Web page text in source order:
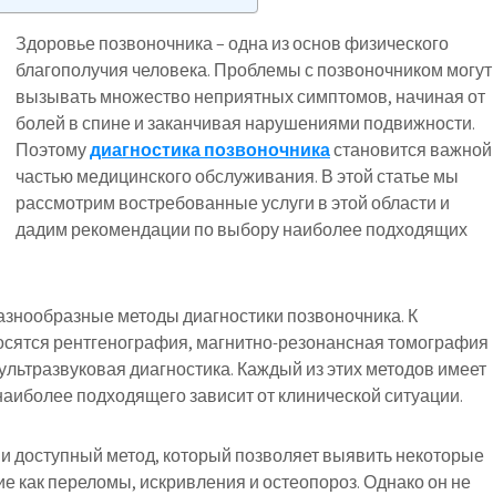
Здоровье позвоночника – одна из основ физического
благополучия человека. Проблемы с позвоночником могут
вызывать множество неприятных симптомов, начиная от
болей в спине и заканчивая нарушениями подвижности.
Поэтомудиагностика позвоночникастановится важной
частью медицинского обслуживания. В этой статье мы
рассмотрим востребованные услуги в этой области и
дадим рекомендации по выбору наиболее подходящих
методы диагностики позвоночника. К
рентгенография, магнитно-резонансная томография
диагностика. Каждый из этих методов имеет
подходящего зависит от клинической ситуации.
доступный метод, который позволяет выявить некоторые
как переломы, искривления и остеопороз. Однако он не